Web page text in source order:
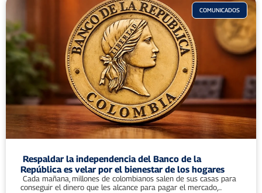
COMUNICADOS
Respaldar la independencia del Banco de la
República es velar por el bienestar de los hogares
Cada mañana, millones de colombianos salen de sus casas para
conseguir el dinero que les alcance para pagar el mercado,...